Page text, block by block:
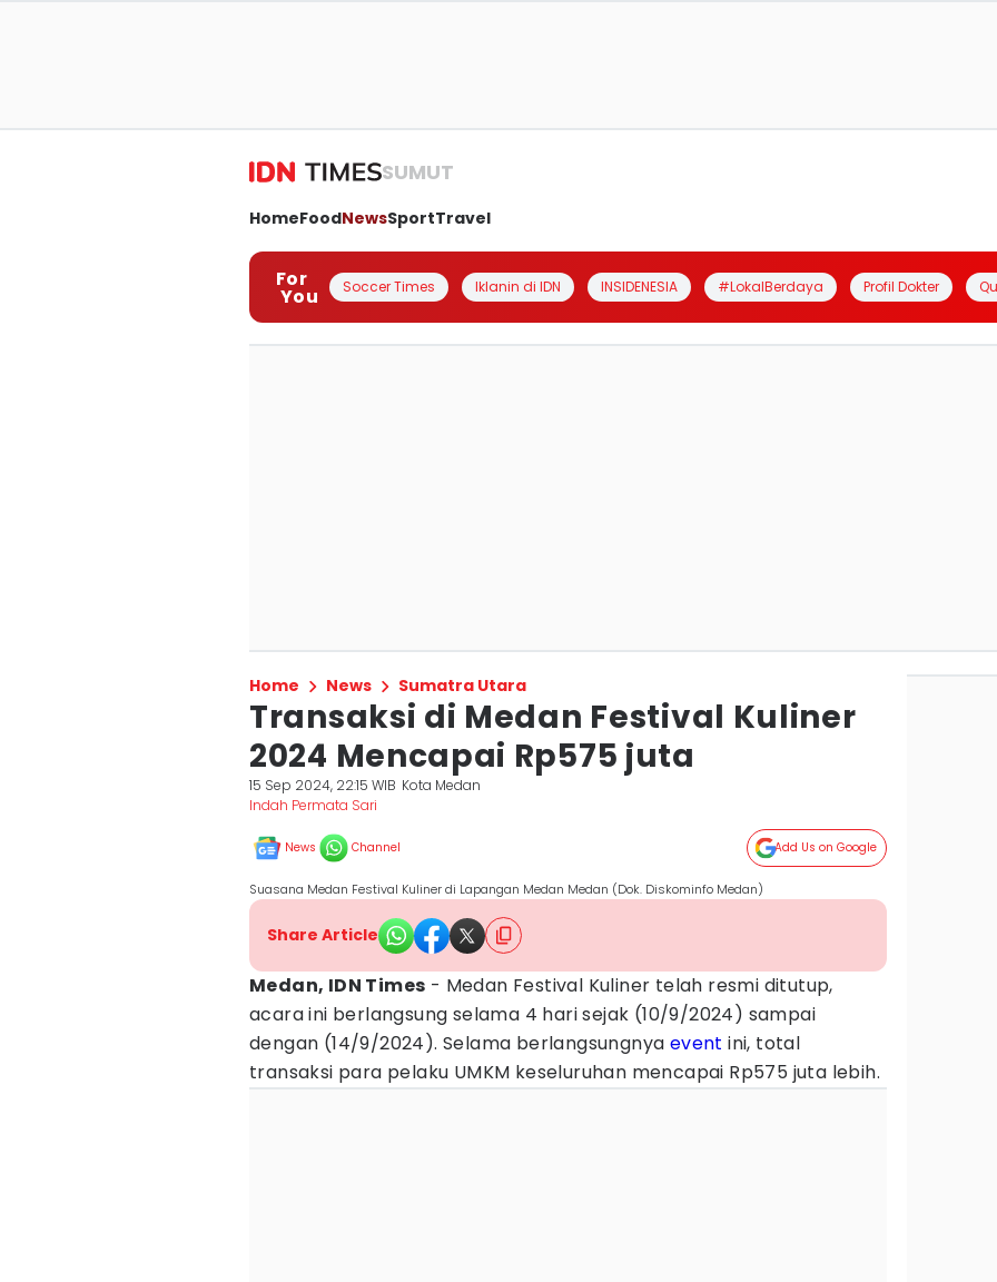
SUMUT
HomeFoodNewsSportTravel
For
You Soccer Times Iklanin di IDN INSIDENESIA #LokalBerdaya Profil Dokter
Home News Sumatra Utara
Transaksi di Medan Festival Kuliner
2024 Mencapai Rp575 juta
15 Sep 2024, 22:15 WIB Kota Medan
Indah Permata Sari
News Channel Add Us on Google
Suasana Medan Festival Kuliner di Lapangan Medan Medan (Dok. Diskominfo Medan)
Share Article
Medan, IDN Times - Medan Festival Kuliner telah resmi ditutup,
acara ini berlangsung selama 4 hari sejak (10/9/2024) sampai
dengan (14/9/2024). Selama berlangsungnya event ini, total
transaksi para pelaku UMKM keseluruhan mencapai Rp575 juta lebih.